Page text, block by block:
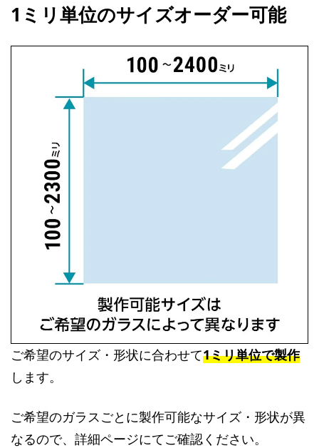
1ミリ単位のサイズオーダー可能
ご希望のサイズ・形状に合わせて1ミリ単位で製作
します。
ご希望のガラスごとに製作可能なサイズ・形状が異
なるので、詳細ページにてご確認ください。